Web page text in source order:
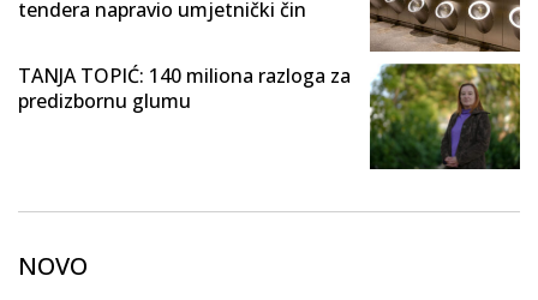
tendera napravio umjetnički čin
TANJA TOPIĆ: 140 miliona razloga za
predizbornu glumu
NOVO